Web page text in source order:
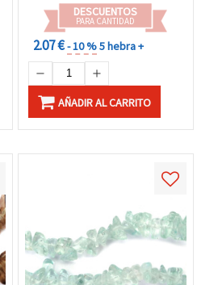
DESCUENTOS
PARA CANTIDAD
2.07 €- 10 %5 hebra +
AÑADIR AL CARRITO